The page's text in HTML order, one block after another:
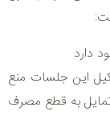
این جلسات منع
به قطع مصرف